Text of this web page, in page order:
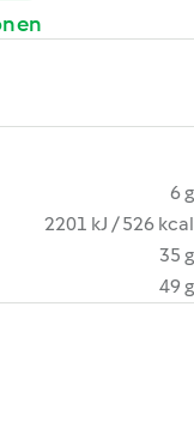
6 g
2201 kJ / 526 kcal
35 g
49 g